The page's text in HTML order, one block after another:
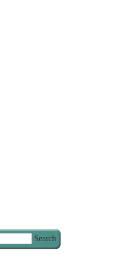
Search